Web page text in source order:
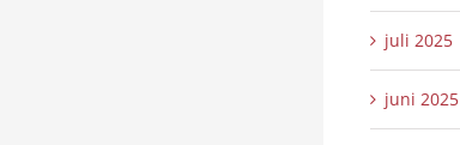
juli 2025
juni 2025